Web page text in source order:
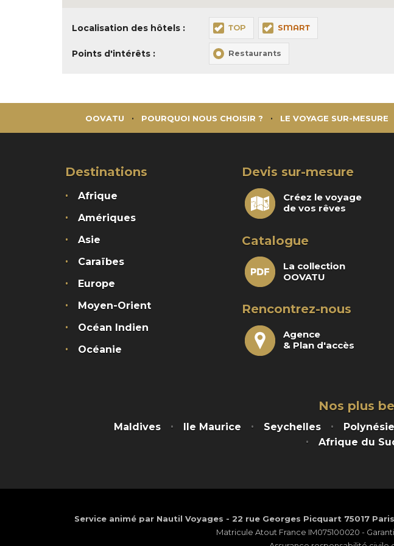
Localisation des hôtels : TOP SMART
Points d'intérêts : Restaurants
OOVATU POURQUOI NOUS CHOISIR ? LE VOYAGE SUR-MESURE
Destinations
Afrique
Amériques
Asie
Caraïbes
Europe
Moyen-Orient
Océan Indien
Océanie
Devis sur-mesure
Créez le voyage
de vos rêves
Catalogue
La collection
OOVATU
Rencontrez-nous
Agence
& Plan d'accès
Nos plus
Maldives Ile Maurice Seychelles Polynésie
Afrique du
Service animé par Nautil Voyages - 22 rue Georges Picquart 75017
Matricule Atout France IM075100020 -